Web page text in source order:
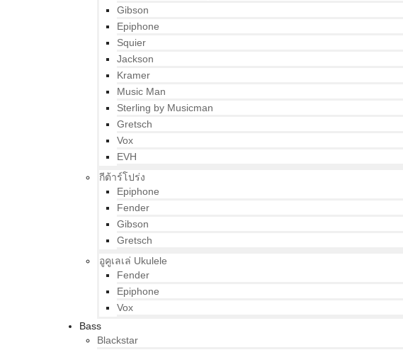
Gibson
Epiphone
Squier
Jackson
Kramer
Music Man
Sterling by Musicman
Gretsch
Vox
EVH
กีต้าร์โปร่ง
Epiphone
Fender
Gibson
Gretsch
อูคูเลเล่ Ukulele
Fender
Epiphone
Vox
Bass
Blackstar